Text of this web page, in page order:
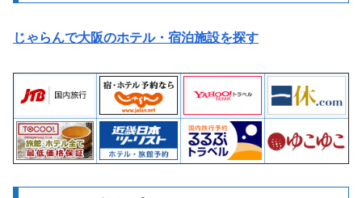
じゃらんで大阪のホテル・宿泊施設を探す